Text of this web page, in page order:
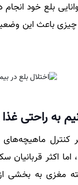
بلع خود
چیزی باعث این
به راحتی
ماهیچه‌های
اما اکثر
به بخشی از